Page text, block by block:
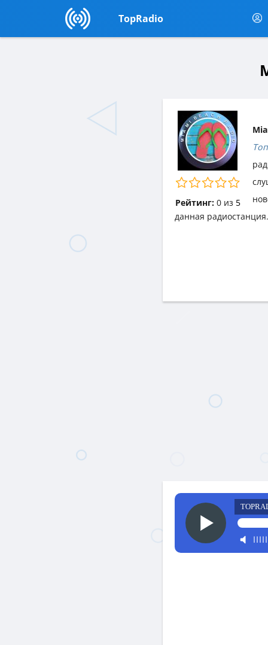
TopRadio
Рейтинг: 0из 5
данная радиостанция.